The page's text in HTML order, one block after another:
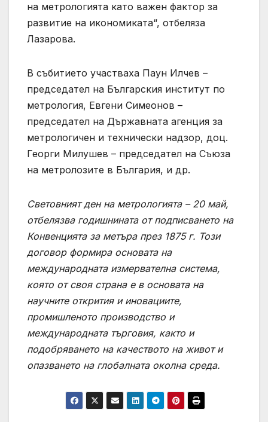
на метрологията като важен фактор за
развитие на икономиката“, отбеляза
Лазарова.
В събитието участваха Паун Илчев –
председател на Българския институт по
метрология, Евгени Симеонов –
председател на Държавната агенция за
метрологичен и технически надзор, доц.
Георги Милушев – председател на Съюза
на метролозите в България, и др.
Световният ден на метрологията – 20 май,
отбелязва годишнината от подписването на
Конвенцията за метъра през 1875 г. Този
договор формира основата на
международната измервателна система,
която от своя страна е в основата на
научните открития и иновациите,
промишленото производство и
международната търговия, както и
подобряването на качеството на живот и
опазването на глобалната околна среда.